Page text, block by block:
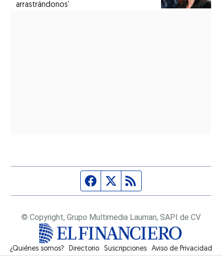
arrastrándonos’
Página de Facebook
Fuente Twitter
© Copyright, Grupo Multimedia Lauman, SAPI de CV
¿Quiénes somos? Directorio Suscripciones Opens in new window
Aviso de Privacidad